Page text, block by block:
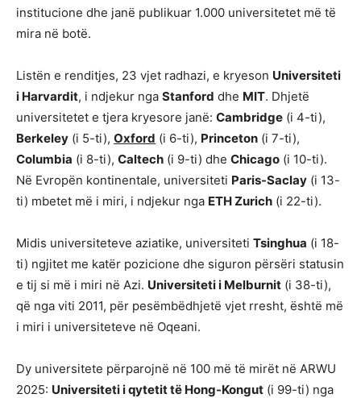
institucione dhe janë publikuar 1.000 universitetet më të
mira në botë.
Listën e renditjes, 23 vjet radhazi, e kryeson Universiteti
i Harvardit, i ndjekur nga Stanford dhe MIT. Dhjetë
universitetet e tjera kryesore janë: Cambridge (i 4-ti),
Berkeley (i 5-ti), Oxford (i 6-ti), Princeton (i 7-ti),
Columbia (i 8-ti), Caltech (i 9-ti) dhe Chicago (i 10-ti).
Në Evropën kontinentale, universiteti Paris-Saclay (i 13-
ti) mbetet më i miri, i ndjekur nga ETH Zurich (i 22-ti).
Midis universiteteve aziatike, universiteti Tsinghua (i 18-
ti) ngjitet me katër pozicione dhe siguron përsëri statusin
e tij si më i miri në Azi. Universiteti i Melburnit (i 38-ti),
që nga viti 2011, për pesëmbëdhjetë vjet rresht, është më
i miri i universiteteve në Oqeani.
Dy universitete përparojnë në 100 më të mirët në ARWU
2025: Universiteti i qytetit të Hong-Kongut (i 99-ti) nga